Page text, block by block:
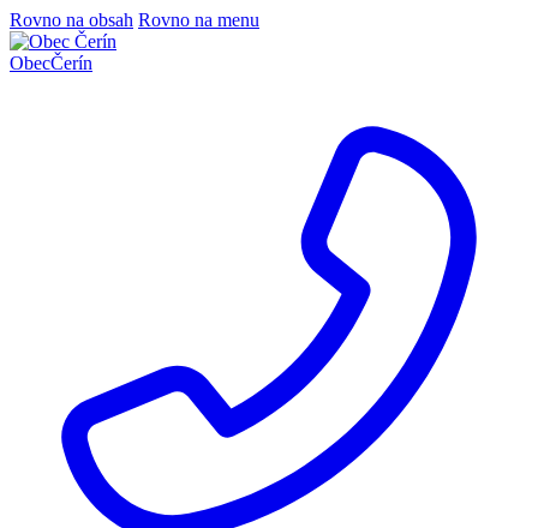
Rovno na obsah Rovno na menu
ObecČerín